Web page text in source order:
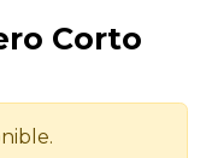
Corto